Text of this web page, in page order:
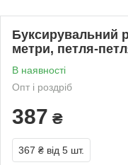
Буксирувальний
метри, петля-
В наявності
Опт і роздріб
387 ₴
367 ₴ від 5 шт.